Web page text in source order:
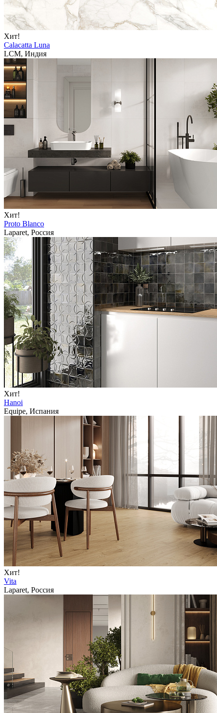
Хит!
Calacatta Luna
LCM, Индия
Хит!
Proto Blanco
Laparet, Россия
Хит!
Hanoi
Equipe, Испания
Хит!
Vita
Laparet, Россия